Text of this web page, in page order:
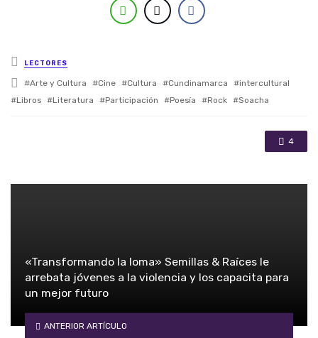
Posted in
LECTORES
Tagged with
Arte y Cultura Cine Cultura Cundinamarca
intercultural
Libros
Literatura Participación Poesía Rock Soacha
4
«Transformando la loma» Semillas & Raíces le
arrebata jóvenes a la violencia y los capacita para
un mejor futuro
ANTERIOR ARTÍCULO